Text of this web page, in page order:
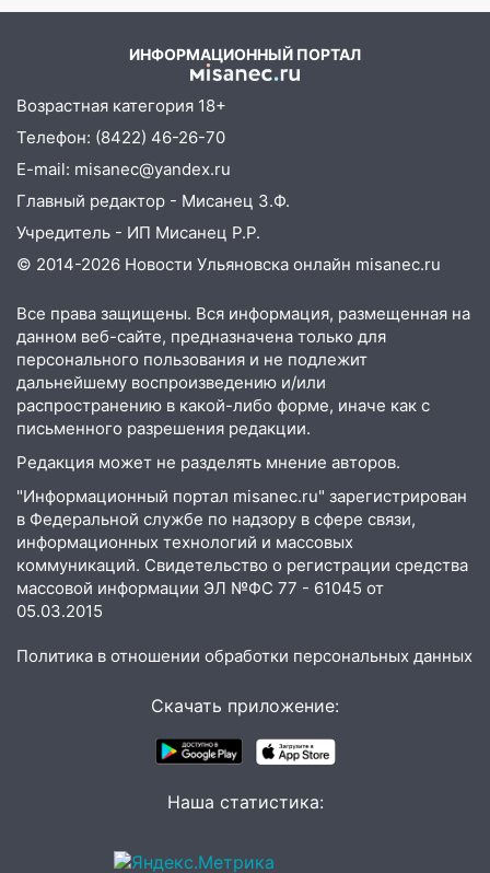
второй мужчина в мире сталкиваются с
алопецией»: врач рассказал, чем может
быть вызвано облысение и как с этим
справиться
03:30 Гороскоп на 7 августа: пятница
отличные шансы исправить старые
ошибки
06.08.2026
23:20
Прогноз погоды на 7 августа в
Ульяновской области
20:04 Ульяновцев приглашают на забег,
посвящённый Дню воздушного флота
России
19:12
В Ульяновской области
руководителя частной компании
наказали за сокрытие прошлого своего
сотрудник
18:02 В Ульяновск едут звезды
баскетбола!
оставил в силе приговор руководству
3,2 млн рублей
Ветераны легкой атлетики из
Ульяновска успешно выступили на
Чемпионате России
более 28% площадей зерновых и
ИНФОРМАЦИОННЫЙ ПОРТАЛ
Возрастная категория 18+
Телефон: (8422) 46-26-70
E-mail: misanec@yandex.ru
Главный редактор - Мисанец З.Ф.
Учредитель - ИП Мисанец Р.Р.
© 2014-2026 Новости Ульяновска онлайн misanec.ru
Все права защищены. Вся информация, размещенная на
данном веб-сайте, предназначена только для
персонального пользования и не подлежит
дальнейшему воспроизведению и/или
распространению в какой-либо форме, иначе как с
письменного разрешения редакции.
Редакция может не разделять мнение авторов.
"Информационный портал misanec.ru" зарегистрирован
в Федеральной службе по надзору в сфере связи,
информационных технологий и массовых
коммуникаций. Свидетельство о регистрации средства
массовой информации ЭЛ №ФС 77 - 61045 от
05.03.2015
Политика в отношении обработки персональных данных
Скачать приложение:
Наша статистика: